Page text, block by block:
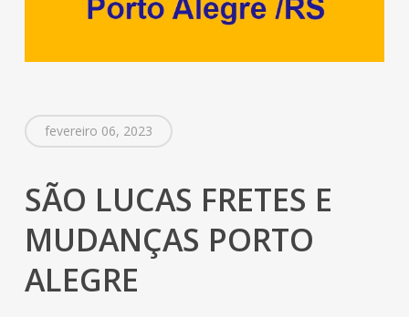
fevereiro 06, 2023
SÃO LUCAS FRETES E
MUDANÇAS PORTO
ALEGRE